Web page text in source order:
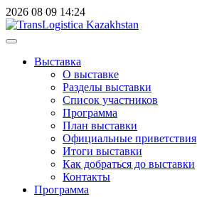
2026 08 09 14:24
Выставка
О выставке
Разделы выставки
Список участников
Программа
План выставки
Официальные приветствия
Итоги выставки
Как добраться до выставки
Контакты
Программа